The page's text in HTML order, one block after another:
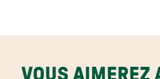
VOUS AIMEREZ